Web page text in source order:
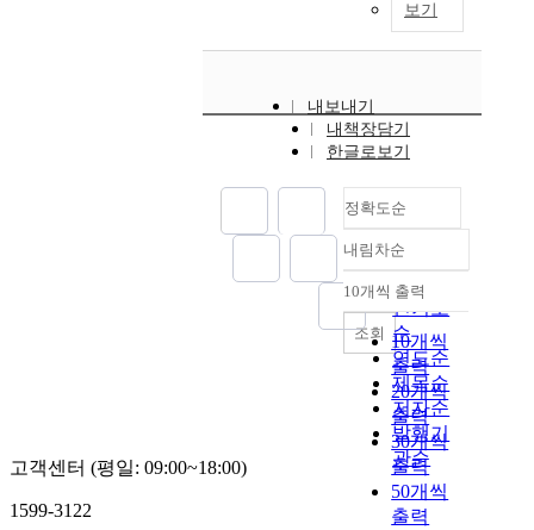
보기
내보내기
내책장담기
한글로보기
정확도순
정확도
순
인기도
순
연도순
제목순
저자순
발행기
관순
내림차순
내림차순
10개씩 출력
10개씩
출력
20개씩
출력
30개씩
출력
50개씩
출력
조회
고객센터 (평일: 09:00~18:00)
1599-3122